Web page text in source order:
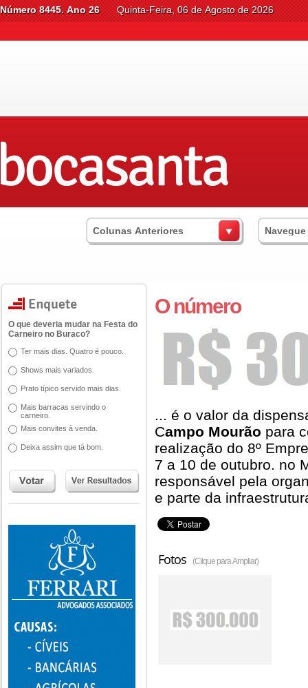
Número 8445. Ano 26 Quinta-Feira, 06 de Agosto de 2026
Colunas Anteriores
O que deveria mudar na Festa do
Carneiro no Buraco?
Ter mais dias. Quatro é pouco.
Shows mais variados.
Prato típico servido mais dias.
Mais barracas servindo o
carneiro.
Mais convites à venda.
Deixa assim que tá bom.
O número
... é o valor da
Campo Mourão para
realização do 8º
7 a 10 de outubro. no
responsável pela
e parte da
Fotos (Clique para Ampliar)